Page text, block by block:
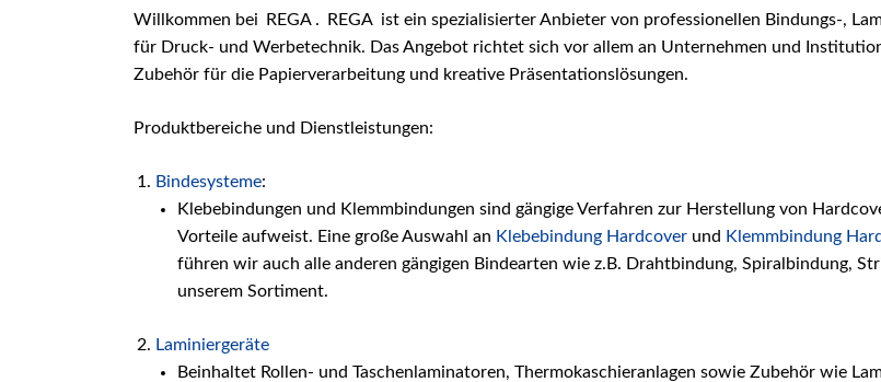
Willkommen bei REGA . REGA ist ein spezialisierter Anbieter von professionellen Bindungs-,
für Druck- und Werbetechnik. Das Angebot richtet sich vor allem an Unternehmen und
Zubehör für die Papierverarbeitung und kreative Präsentationslösungen.
Produktbereiche und Dienstleistungen:
Bindesysteme:
Klebebindungen und Klemmbindungen sind gängige Verfahren zur Herstellung von
Vorteile aufweist. Eine große Auswahl an Klebebindung Hardcover und Klemmbindung
führen wir auch alle anderen gängigen Bindearten wie z.B. Drahtbindung, Spiralbindung,
unserem Sortiment.
Laminiergeräte
Beinhaltet Rollen- und Taschenlaminatoren, Thermokaschieranlagen sowie Zubehör wie